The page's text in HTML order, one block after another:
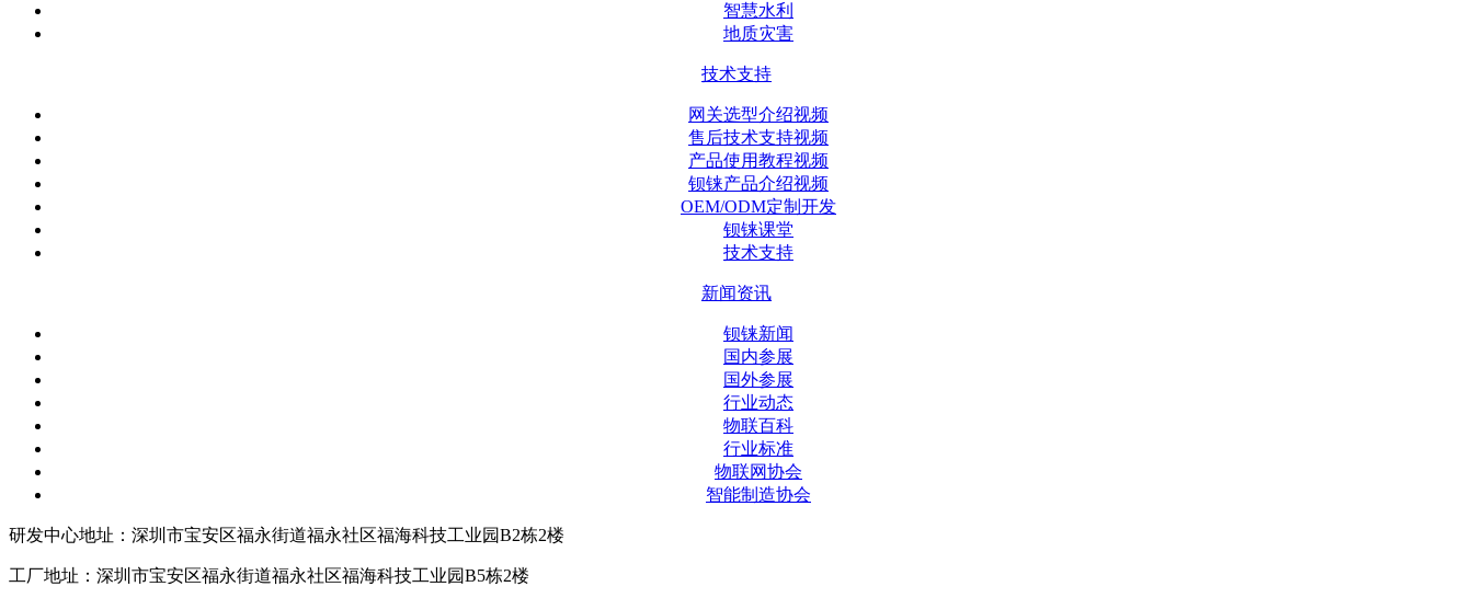
智慧水利
地质灾害
技术支持
网关选型介绍视频
售后技术支持视频
产品使用教程视频
钡铼产品介绍视频
OEM/ODM定制开发
钡铼课堂
技术支持
新闻资讯
钡铼新闻
国内参展
国外参展
行业动态
物联百科
行业标准
物联网协会
智能制造协会
研发中心地址：深圳市宝安区福永街道福永社区福海科技工业园B2栋2楼
工厂地址：深圳市宝安区福永街道福永社区福海科技工业园B5栋2楼